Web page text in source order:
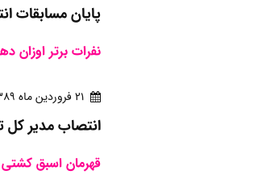
پایان مسابقات
نفرات برتر
21 فروردين ماه 1389
انتصاب مدیر کل
قهرمان اسبق